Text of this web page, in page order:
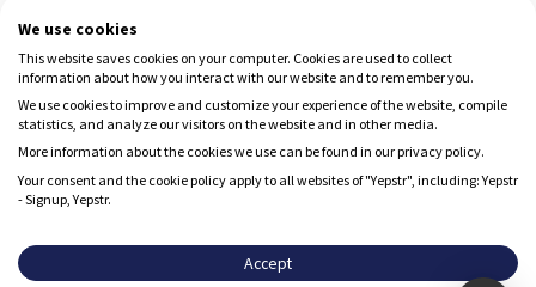
Hjälpcenter
Ladda ned Yepstr
Ladda ned Yepstr
upplevelse.
We use cookies
This website saves cookies on your computer. Cookies are used to collect
information about how you interact with our website and to remember you.
We use cookies to improve and customize your experience of the website, compile
statistics, and analyze our visitors on the website and in other media.
More information about the cookies we use can be found in our privacy policy.
Your consent and the cookie policy apply to all websites of "Yepstr", including: Yepstr
- Signup, Yepstr.
Accept